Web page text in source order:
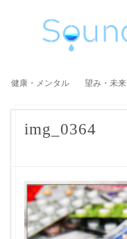
健康・メンタル 望み・未来
img_0364